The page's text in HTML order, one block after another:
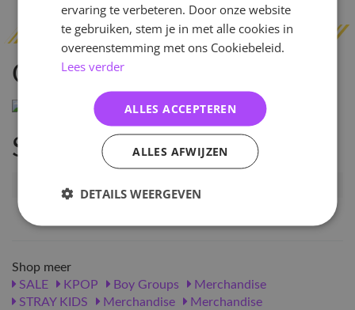
Omschrijving
Specificaties
Artikelnummer
EAN nummer
Shop meer
SALE
KPOP Boy Groups
Merchandise
STRAY KIDS
Merchandise Merchandise
ervaring te verbeteren. Door onze website
te gebruiken, stem je in met alle cookies in
overeenstemming met ons Cookiebeleid.
Lees verder
ALLES ACCEPTEREN
ALLES AFWIJZEN
DETAILS WEERGEVEN